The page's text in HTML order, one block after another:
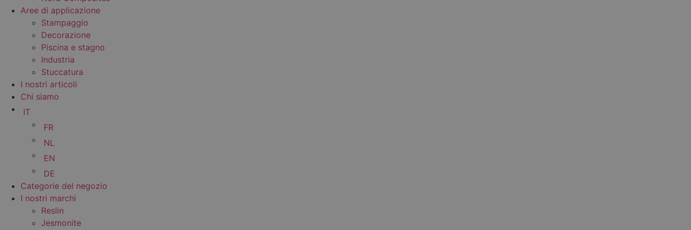
Aree di applicazione
Stampaggio
Decorazione
Piscina e stagno
Industria
Stuccatura
I nostri articoli
Chi siamo
IT
FR
NL
EN
DE
Categorie del negozio
I nostri marchi
Reslin
Jesmonite